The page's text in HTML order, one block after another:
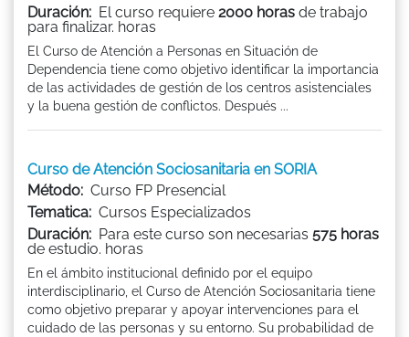
Duración: El curso requiere 2000 horas de trabajo
para finalizar. horas
El Curso de Atención a Personas en Situación de
Dependencia tiene como objetivo identificar la importancia
de las actividades de gestión de los centros asistenciales
y la buena gestión de conflictos. Después ...
Curso de Atención Sociosanitaria en SORIA
Método: Curso FP Presencial
Tematica: Cursos Especializados
Duración: Para este curso son necesarias 575 horas
de estudio. horas
En el ámbito institucional definido por el equipo
interdisciplinario, el Curso de Atención Sociosanitaria tiene
como objetivo preparar y apoyar intervenciones para el
cuidado de las personas y su entorno. Su probabilidad de